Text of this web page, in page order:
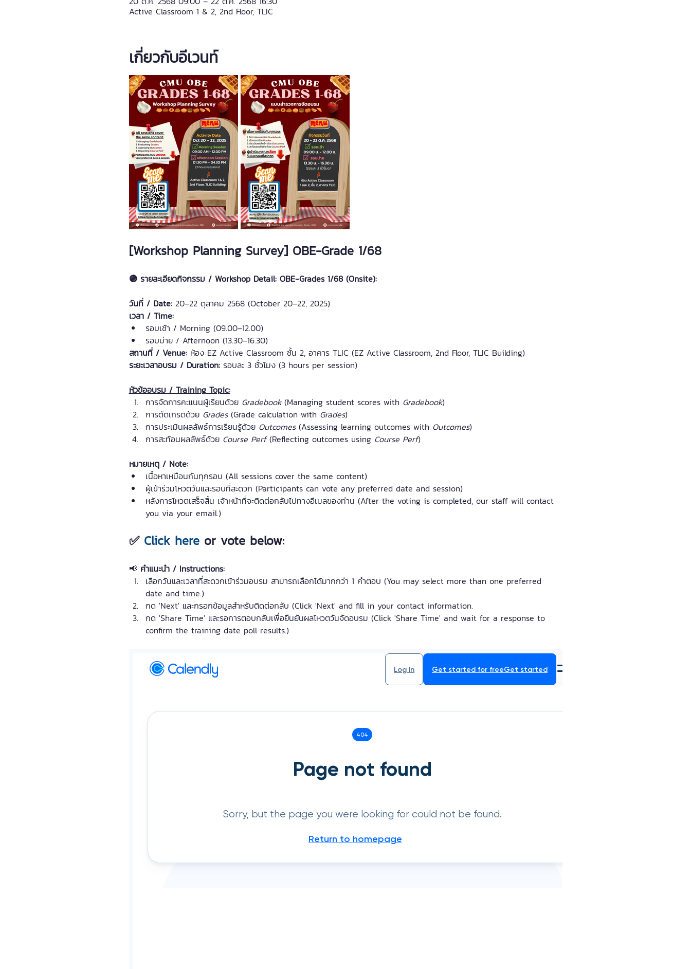
Active Classroom 1 & 2, 2nd Floor, TLIC
เกี่ยวกับอีเวนท์
[Workshop Planning Survey] OBE-Grade 1/68
🟣 รายละเอียดกิจกรรม / Workshop Detail: OBE-Grades 1/68 (Onsite):
วันที่ / Date: 20–22 ตุลาคม 2568 (October 20–22, 2025)
เวลา / Time:
รอบเช้า / Morning (09.00–12.00)
รอบบ่าย / Afternoon (13.30–16.30)
สถานที่ / Venue: ห้อง EZ Active Classroom ชั้น 2, อาคาร TLIC (EZ Active Classroom, 2nd Floor, TLIC Building)
ระยะเวลาอบรม / Duration: รอบละ 3 ชั่วโมง (3 hours per session)
หัวข้ออบรม / Training Topic:
การจัดการคะแนนผู้เรียนด้วย Gradebook (Managing student scores with Gradebook)
การตัดเกรดด้วย Grades (Grade calculation with Grades)
การประเมินผลลัพธ์การเรียนรู้ด้วย Outcomes (Assessing learning outcomes with Outcomes)
การสะท้อนผลลัพธ์ด้วย Course Perf (Reflecting outcomes using Course Perf)
หมายเหตุ / Note:
เนื้อหาเหมือนกันทุกรอบ (All sessions cover the same content)
ผู้เข้าร่วมโหวตวันและรอบที่สะดวก (Participants can vote any preferred date and session)
หลังการโหวตเสร็จสิ้น เจ้าหน้าที่จะติดต่อกลับไปทางอีเมลของท่าน (After the voting is completed, our staff will contact
you via your email.)
✅ Click here or vote below:
📢 คำแนะนำ / Instructions:
เลือกวันและเวลาที่สะดวกเข้าร่วมอบรม สามารถเลือกได้มากกว่า 1 คำตอบ (You may select more than one preferred
date and time.)
กด 'Next' และกรอกข้อมูลสำหรับติดต่อกลับ (Click 'Next' and fill in your contact information.
กด 'Share Time' และรอการตอบกลับเพื่อยืนยันผลโหวตวันจัดอบรม (Click 'Share Time' and wait for a response to
confirm the training date poll results.)